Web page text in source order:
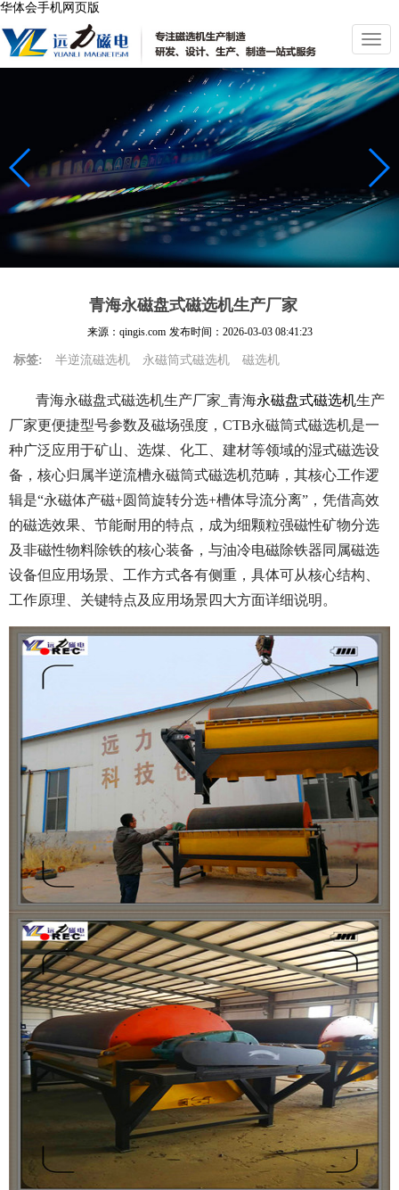
华体会手机网页版
切
换
导
航
青海永磁盘式磁选机生产厂家
来源：qingis.com 发布时间： 2026-03-03 08:41:23
标签: 半逆流磁选机 永磁筒式磁选机 磁选机
青海永磁盘式磁选机生产厂家_青海永磁盘式磁选机生产
厂家更便捷型号参数及磁场强度，CTB永磁筒式磁选机是一
种广泛应用于矿山、选煤、化工、建材等领域的湿式磁选设
备，核心归属半逆流槽永磁筒式磁选机范畴，其核心工作逻
辑是“永磁体产磁+圆筒旋转分选+槽体导流分离”，凭借高效
的磁选效果、节能耐用的特点，成为细颗粒强磁性矿物分选
及非磁性物料除铁的核心装备，与油冷电磁除铁器同属磁选
设备但应用场景、工作方式各有侧重，具体可从核心结构、
工作原理、关键特点及应用场景四大方面详细说明。